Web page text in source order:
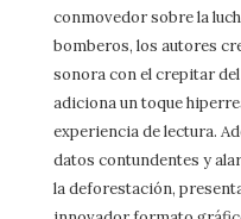
conmovedor sobre la
bomberos, los autores
sonora con el crepitar
adiciona un toque
experiencia de lectura.
datos contundentes y
la deforestación,